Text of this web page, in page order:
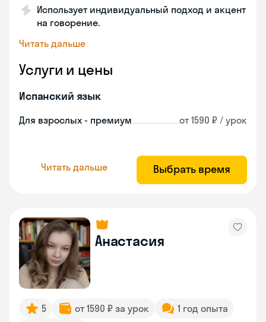
Использует индивидуальный подход и акцент
на говорение.
Читать дальше
Услуги и цены
Испанский язык
Для взрослых - премиум от 1590 ₽ / урок
Читать дальше Выбрать время
Анастасия
5 от 1590 ₽ за урок
1 год опыта